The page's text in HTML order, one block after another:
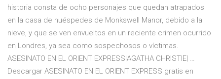
historia consta de ocho personajes que quedan atrapados
en la casa de huéspedes de Monkswell Manor, debido a la
nieve, y que se ven envueltos en un reciente crimen ocurrido
en Londres, ya sea como sospechosos o víctimas.
ASESINATO EN EL ORIENT EXPRESS|AGATHA CHRISTIE| …
Descargar ASESINATO EN EL ORIENT EXPRESS gratis en